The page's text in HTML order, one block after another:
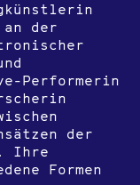
der
Performerin
der
Ihre
Formen